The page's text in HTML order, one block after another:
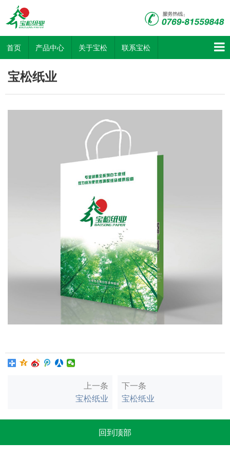
首页 产品中心 关于宝松 联系宝松
宝松纸业
上一条
宝松纸业
下一条
宝松纸业
回到顶部